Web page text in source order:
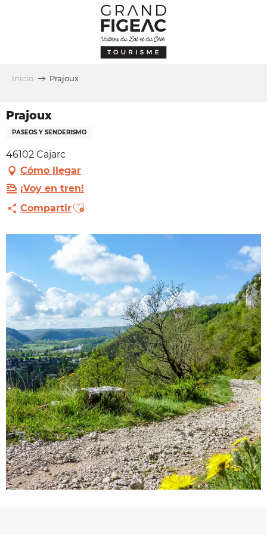
Inicio Prajoux
Prajoux
PASEOS Y SENDERISMO
46102 Cajarc
Cómo llegar
¡Voy en tren!
CompartirAjouter aux favoris